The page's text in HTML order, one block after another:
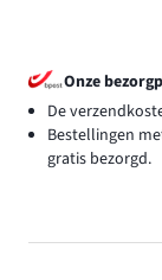
Onze
De
Bestellingen
gratis bezorgd.